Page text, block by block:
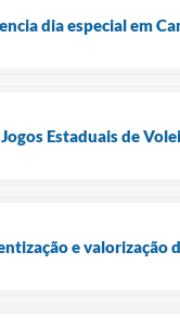
dia especial em
Estaduais de
e valorização